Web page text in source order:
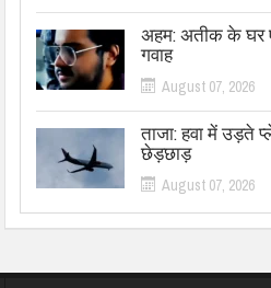
अहम: अतीक के घर
गवाह
August 07, 2026
ताजा: हवा में उड़ते
छेड़छाड़
August 07, 2026